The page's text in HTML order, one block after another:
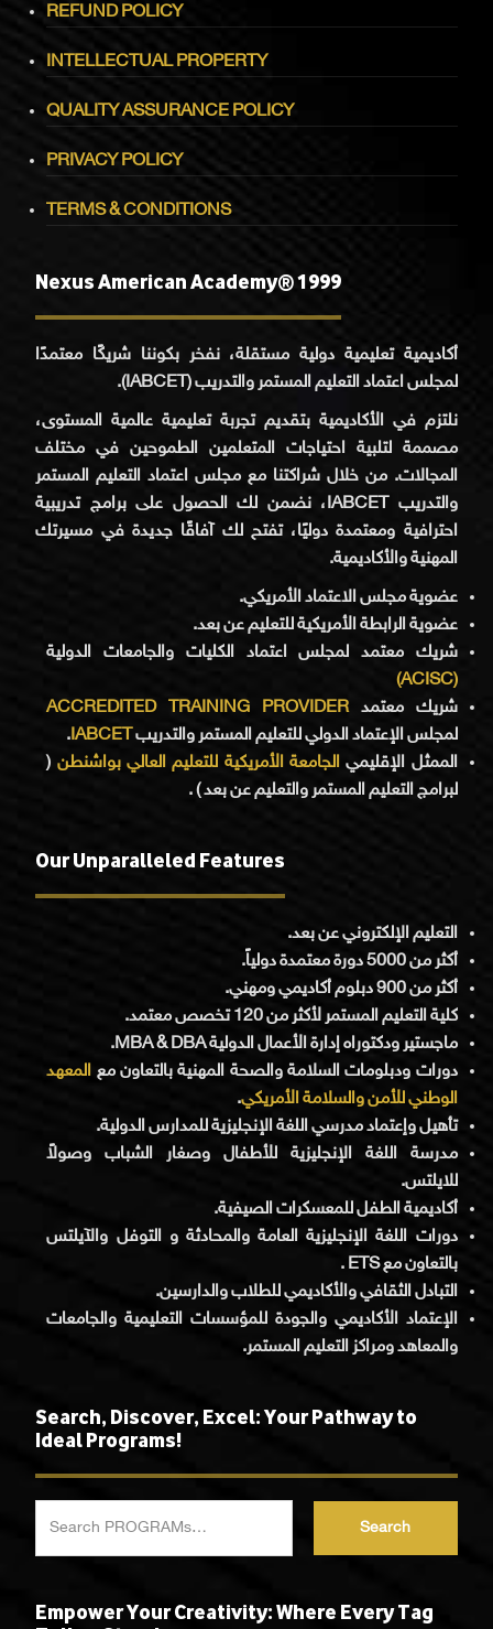
REFUND POLICY
INTELLECTUAL PROPERTY
QUALITY ASSURANCE POLICY
PRIVACY POLICY
TERMS & CONDITIONS
Nexus American Academy® 1999
أكاديمية تعليمية دولية مستقلة، نفخر بكوننا شريكًا معتمدًا
لمجلس اعتماد التعليم المستمر والتدريب (IABCET).
نلتزم في الأكاديمية بتقديم تجربة تعليمية عالمية المستوى،
مصممة لتلبية احتياجات المتعلمين الطموحين في مختلف
المجالات. من خلال شراكتنا مع مجلس اعتماد التعليم المستمر
والتدريب IABCET، نضمن لك الحصول على برامج تدريبية
احترافية ومعتمدة دوليًا، تفتح لك آفاقًا جديدة في مسيرتك
المهنية والأكاديمية.
عضوية مجلس الاعتماد الأمريكي.
عضوية الرابطة الأمريكية للتعليم عن بعد.
شريك معتمد لمجلس اعتماد الكليات والجامعات الدولية
(ACISC)
شريك معتمدACCREDITED TRAINING PROVIDER
لمجلس الإعتماد الدولي للتعليم المستمر والتدريبIABCET
.
الممثل الإقليميالجامعة الأمريكية للتعليم العالي بواشنطن (
لبرامج التعليم المستمر والتعليم عن بعد ) .
Our Unparalleled Features
التعليم الإلكتروني عن بعد.
أكثر من 5000 دورة معتمدة دولياً.
أكثر من 900 دبلوم أكاديمي ومهني.
كلية التعليم المستمر لأكثر من 120 تخصص معتمد.
ماجستير ودكتوراه إدارة الأعمال الدولية MBA & DBA.
دورات ودبلومات السلامة والصحة المهنية بالتعاون مع المعهد
الوطني للأمن والسلامة الأمريكي.
تأهيل وإعتماد مدرسي اللغة الإنجليزية للمدارس الدولية.
مدرسة اللغة الإنجليزية للأطفال وصغار الشباب وصولاً
للايلتس.
أكاديمية الطفل للمعسكرات الصيفية.
دورات اللغة الإنجليزية العامة والمحادثة و التوفل والآيلتس
بالتعاون مع ETS .
التبادل الثقافي والأكاديمي للطلاب والدارسين.
الإعتماد الأكاديمي والجودة للمؤسسات التعليمية والجامعات
والمعاهد ومراكز التعليم المستمر.
Search, Discover, Excel: Your Pathway to
Ideal Programs!
Search
Empower Your Creativity: Where Every Tag